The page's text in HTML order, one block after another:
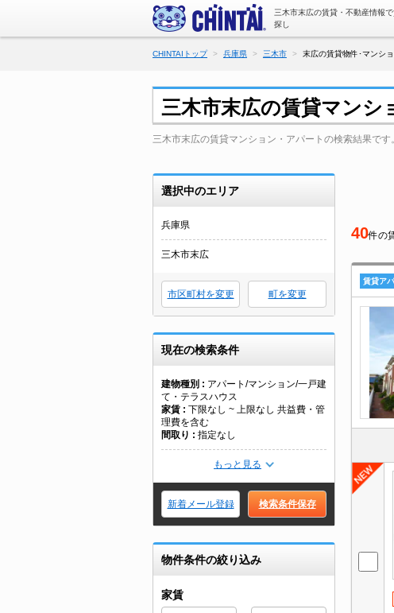
三木市末広の賃貸・不動産情報
探し
CHINTAIトップ 兵庫県 三木市 末広の賃貸物件･マンシ
三木市末広の賃貸マンシ
三木市末広の賃貸マンション・アパートの検索結果で
選択中のエリア
兵庫県
三木市末広
市区町村を変更 町を変更
現在の検索条件
建物種別
アパート/マンション/一戸建
て・テラスハウス
家賃
下限なし ~ 上限なし 共益費・管
理費を含む
間取り
指定なし
もっと見る
新着メール登録 検索条件保存
物件条件の絞り込み
家賃
40件の
賃貸ア